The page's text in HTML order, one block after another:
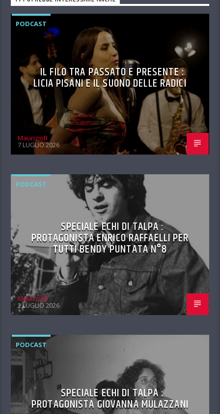
PODCAST
IL FILO TRA PASSATO E PRESENTE :
LICIA PISANI E IL SUONO DELLE RADICI
MaurizioB
7 LUGLIO 2026
PODCAST
SPECIALE ECHI DI TALPA :
PROTAGONISTA ENRICO RAFFAELLI PER
TUTTI BENDY PUNTATA N°8
MaurizioB
2 LUGLIO 2026
PODCAST
SPECIALE ECHI DI TALPA :
PROTAGONISTA GIOVANNA MULAZZANI